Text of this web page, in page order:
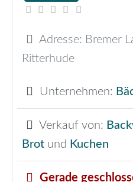
Adresse: Bremer
Ritterhude
Unternehmen:
Verkauf von:
Brot und Kuchen
Gerade